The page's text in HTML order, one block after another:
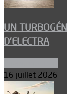
UN
D’ELECTRA
16 juillet 2026